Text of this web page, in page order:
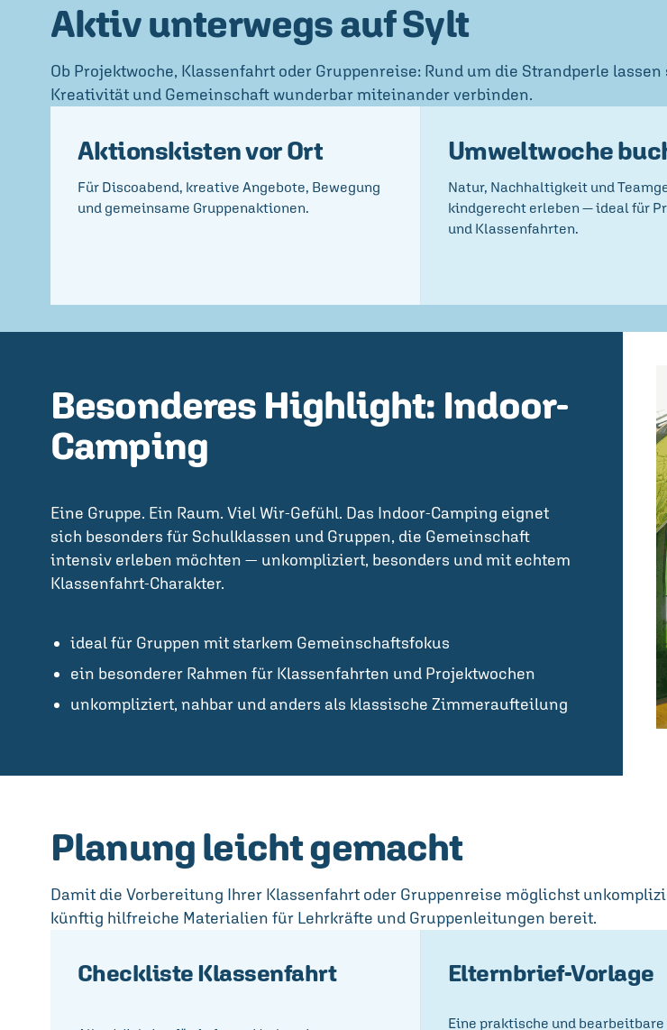
Aktiv unterwegs auf Sylt
Ob Projektwoche, Klassenfahrt oder Gruppenreise: Rund um die Strandperle lassen
Kreativität und Gemeinschaft wunderbar miteinander verbinden.
Aktionskisten vor Ort
Für Discoabend, kreative Angebote, Bewegung
und gemeinsame Gruppenaktionen.
Umweltwoche
Natur, Nachhaltigkeit und
kindgerecht erleben — ideal für
und Klassenfahrten.
Besonderes Highlight: Indoor-
Camping
Eine Gruppe. Ein Raum. Viel Wir-Gefühl. Das Indoor-Camping eignet
sich besonders für Schulklassen und Gruppen, die Gemeinschaft
intensiv erleben möchten — unkompliziert, besonders und mit echtem
Klassenfahrt-Charakter.
ideal für Gruppen mit starkem Gemeinschaftsfokus
ein besonderer Rahmen für Klassenfahrten und Projektwochen
unkompliziert, nahbar und anders als klassische Zimmeraufteilung
Planung leicht gemacht
Damit die Vorbereitung Ihrer Klassenfahrt oder Gruppenreise möglichst
künftig hilfreiche Materialien für Lehrkräfte und Gruppenleitungen bereit.
Checkliste Klassenfahrt Elternbrief-Vorlage
Eine praktische und